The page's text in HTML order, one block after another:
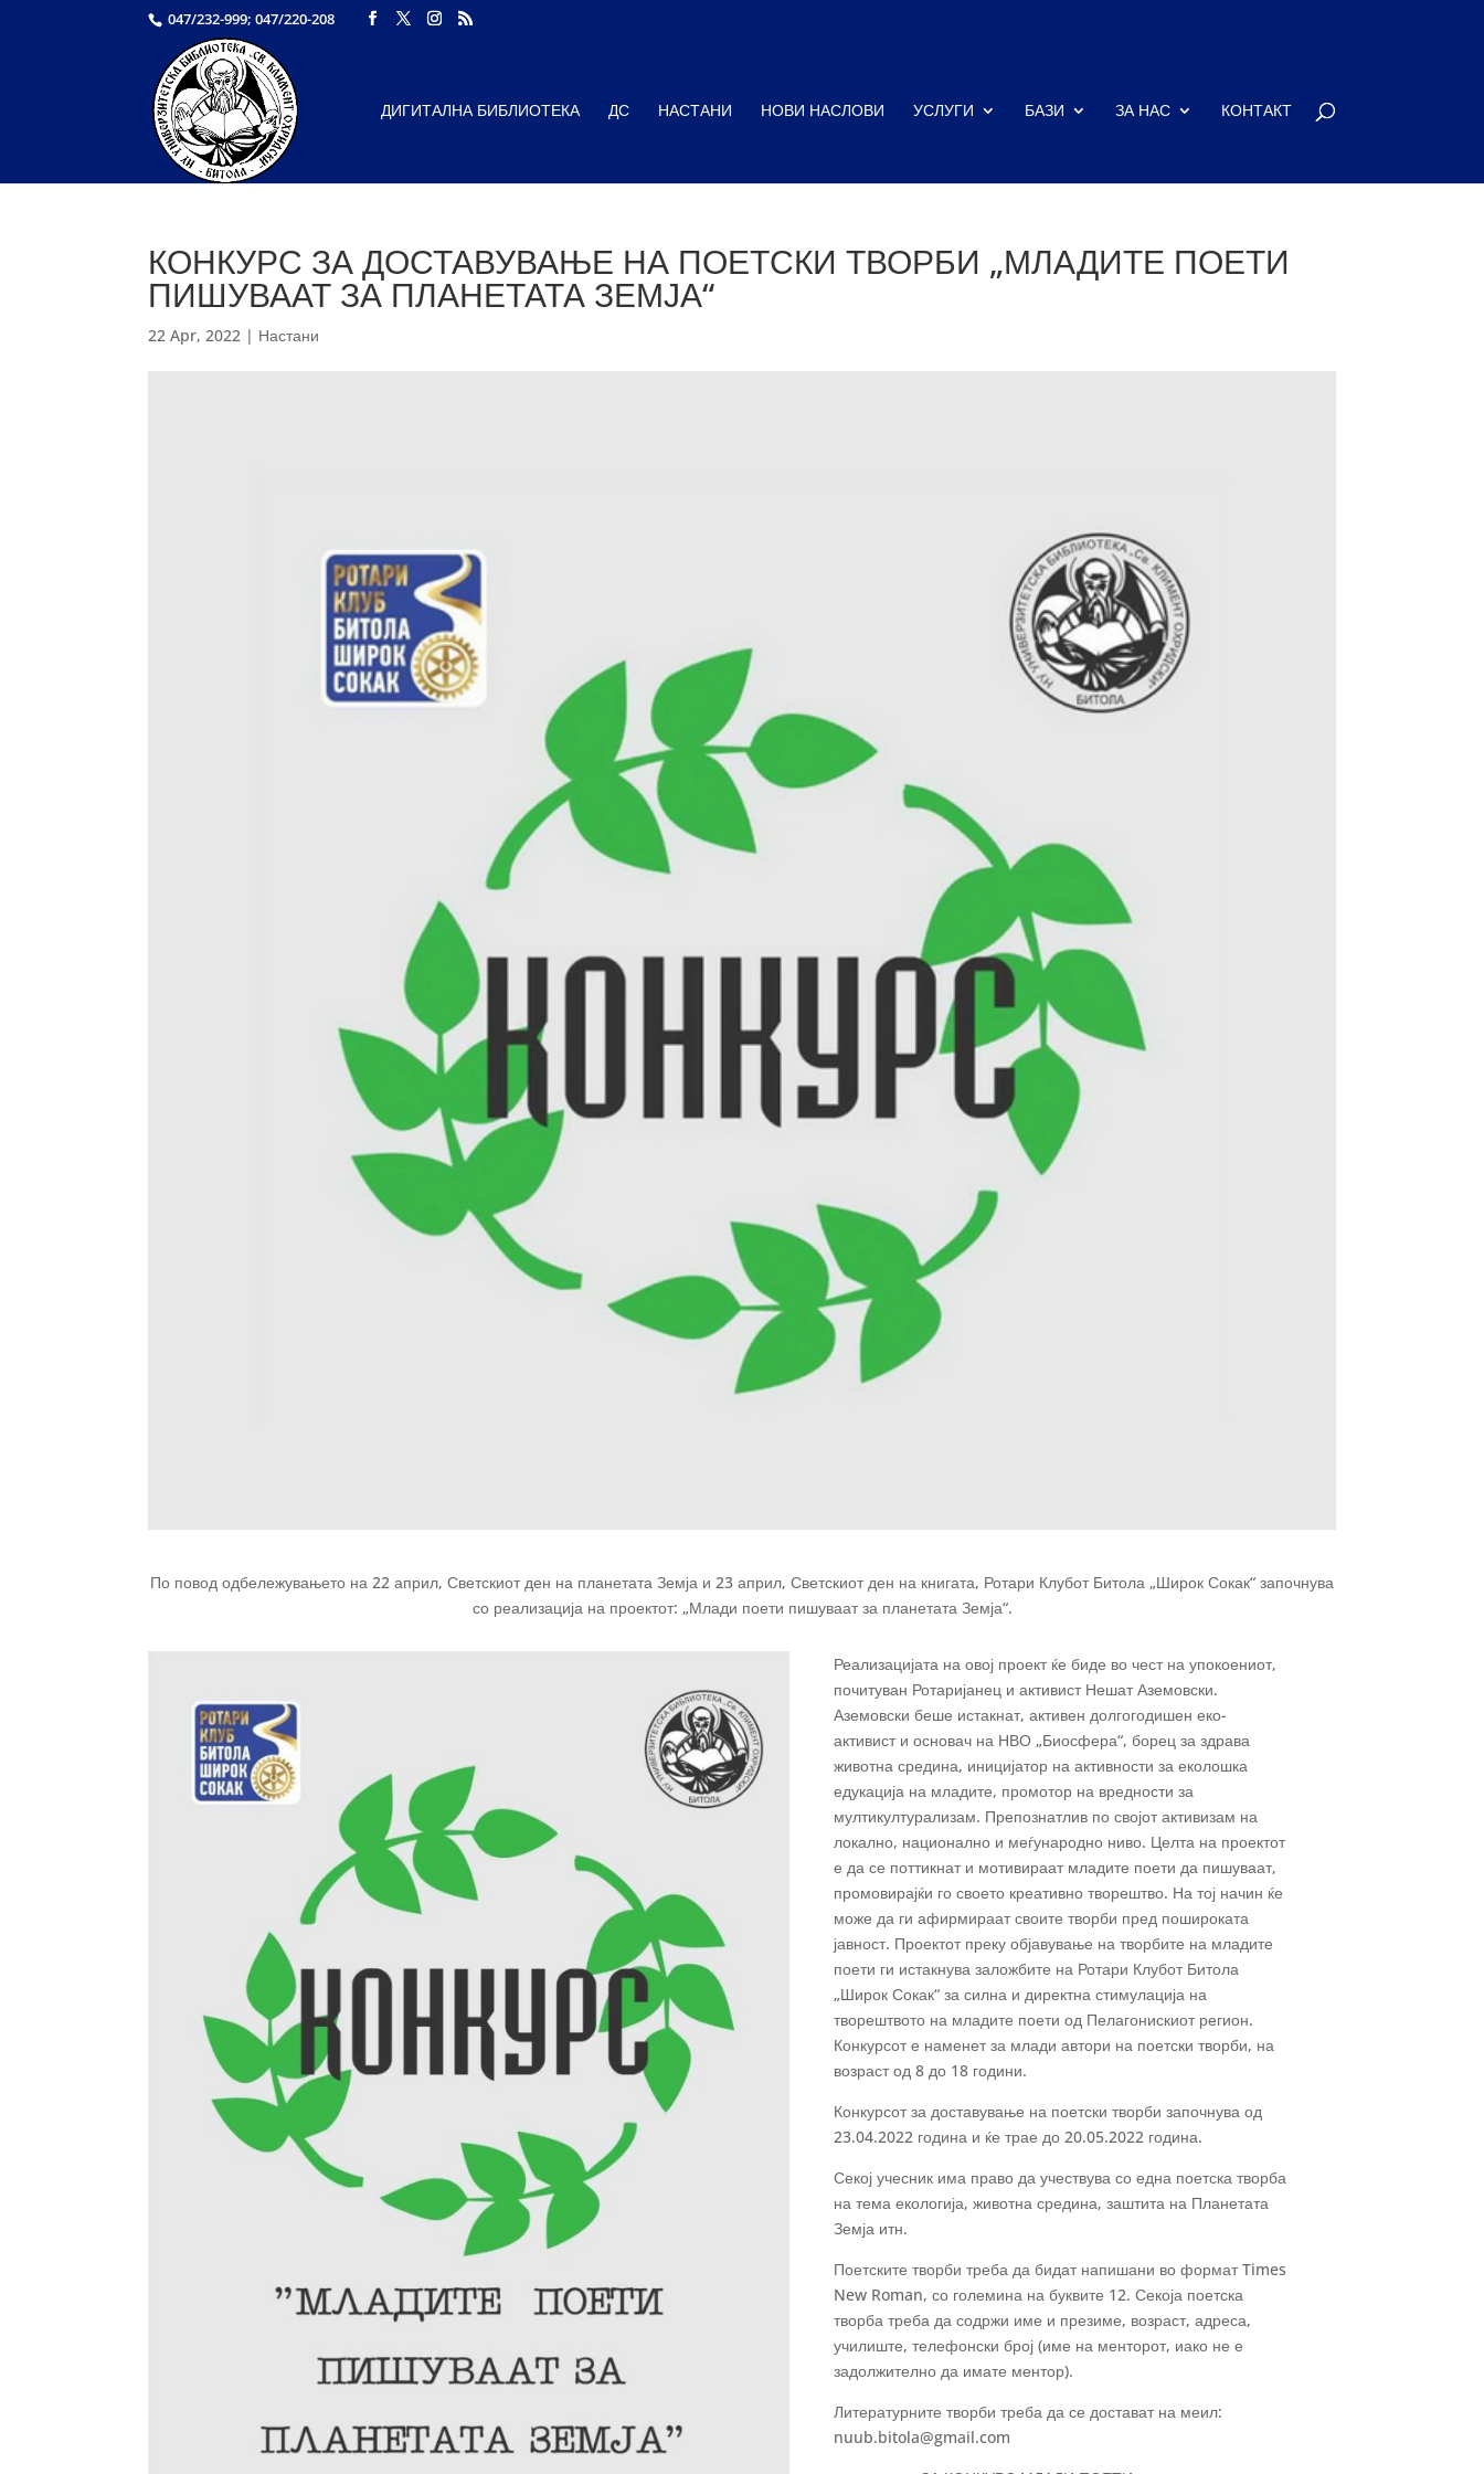
047/232-999; 047/220-208
ДИГИТАЛНА БИБЛИОТЕКА ДС НАСТАНИ НОВИ НАСЛОВИ УСЛУГИ БАЗИ ЗА НАС КОНТАКТ
КОНКУРС ЗА ДОСТАВУВАЊЕ НА ПОЕТСКИ ТВОРБИ „МЛАДИТЕ ПОЕТИ
ПИШУВААТ ЗА ПЛАНЕТАТА ЗЕМЈА“
22 Apr, 2022 | Настани
По повод одбележувањето на 22 април, Светскиот ден на планетата Земја и 23 април, Светскиот ден на книгата, Ротари Клубот Битола „Широк Сокак“ започнува
со реализација на проектот: „Млади поети пишуваат за планетата Земја“.
Реализацијата на овој проект ќе биде во чест на упокоениот,
почитуван Ротаријанец и активист Нешат Аземовски.
Аземовски беше истакнат, активен долгогодишен еко-
активист и основач на НВО „Биосфера“, борец за здрава
животна средина, иницијатор на активности за еколошка
едукација на младите, промотор на вредности за
мултикултурализам. Препознатлив по својот активизам на
локално, национално и меѓународно ниво. Целта на проектот
е да се поттикнат и мотивираат младите поети да пишуваат,
промовирајќи го своето креативно творештво. На тој начин ќе
може да ги афирмираат своите творби пред пошироката
јавност. Проектот преку објавување на творбите на младите
поети ги истакнува заложбите на Ротари Клубот Битола
„Широк Сокак“ за силна и директна стимулација на
творештвото на младите поети од Пелагонискиот регион.
Конкурсот е наменет за млади автори на поетски творби, на
возраст од 8 до 18 години.
Конкурсот за доставување на поетски творби започнува од
23.04.2022 година и ќе трае до 20.05.2022 година.
Секој учесник има право да учествува со една поетска творба
на тема екологија, животна средина, заштита на Планетата
Земја итн.
Поетските творби треба да бидат напишани во формат Times
New Roman, со големина на буквите 12. Секоја поетска
творба треба да содржи име и презиме, возраст, адреса,
училиште, телефонски број (име на менторот, иако не е
задолжително да имате ментор).
Литературните творби треба да се достават на меил:
nuub.bitola@gmail.com